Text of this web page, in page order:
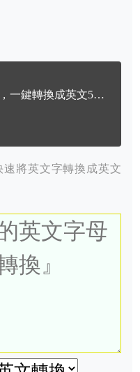
換成英文50年代字體
將英文字轉換成英文